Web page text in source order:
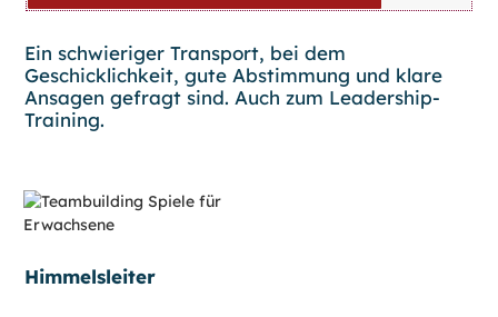
Ein schwieriger Transport, bei dem
Geschicklichkeit, gute Abstimmung und klare
Ansagen gefragt sind. Auch zum Leadership-
Training.
Himmelsleiter